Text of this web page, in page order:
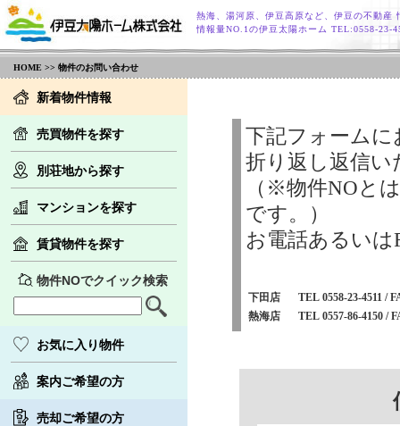
熱海、湯河原、伊豆高原など、伊豆の不動産
情報量NO.1の伊豆太陽ホーム TEL:0558-23-
HOME >> 物件のお問い合わせ
新着物件情報
売買物件を探す
別荘地から探す
マンションを探す
賃貸物件を探す
物件NOでクイック検索
お気に入り物件
案内ご希望の方
売却ご希望の方
下記フォーム
折り返し返信い
（※物件NOと
です。）
お電話あるい
下田店
TEL 0558-23-4511 /
熱海店
TEL 0557-86-4150 /